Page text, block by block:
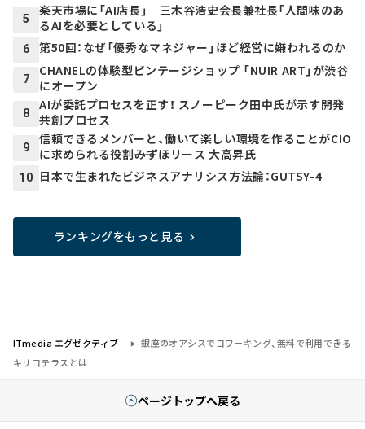
5
楽天市場に「AI店長」 三木谷浩史会長兼社長「人間味のあ
るAIを必要としている」
6 第50回：なぜ「優秀なマネジャー」ほど経営に嫌われるのか
7
CHANELの体験型ビンテージショップ 「NUIR ART」が渋谷
にオープン
8
AIが委託プロセスを正す！ スノーピーク田中氏が示す開発
共創プロセス
9
信頼できるメンバーと、働いて楽しい環境を作ることがCIO
に求められる役割――みずほリース 大高昇氏
10 日本で生まれたビジネスアナリシス方法論：GUTSY-4
ランキングをもっと見る
ITmedia エグゼクティブ
銀座のオアシスでコワーキング、無料で利用できる
キリコテラスとは
ページトップへ戻る